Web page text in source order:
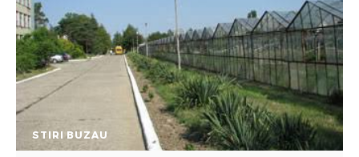
STIRI BUZAU